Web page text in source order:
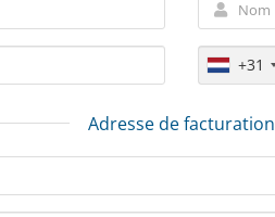
+31
Adresse de facturation